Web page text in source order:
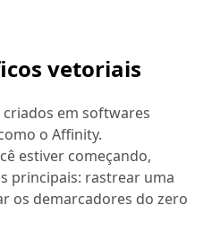
vetoriais
em softwares
o Affinity.
estiver começando,
principais: rastrear uma
os demarcadores do zero